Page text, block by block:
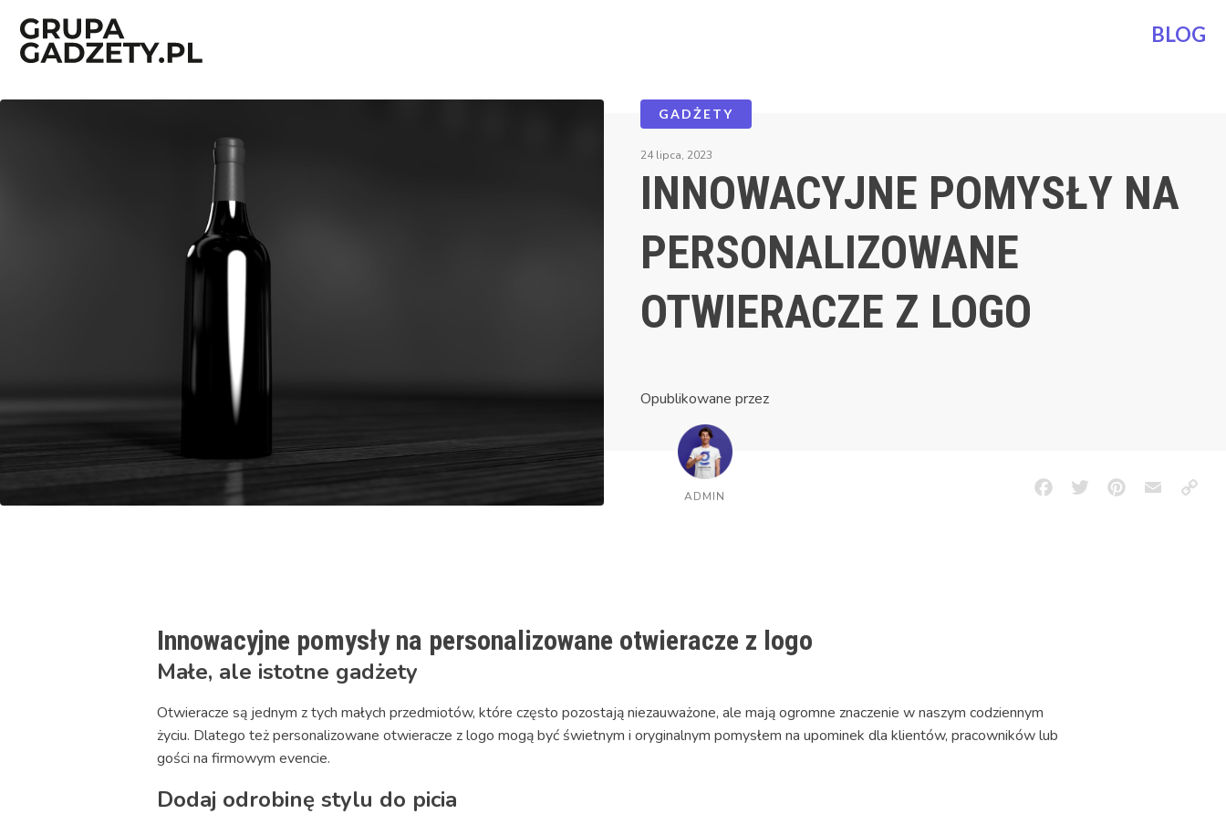
BLOG
GADŻETY
24 lipca, 2023
INNOWACYJNE POMYSŁY NA
PERSONALIZOWANE
OTWIERACZE Z LOGO
Opublikowane przez
ADMIN FacebookTwitterPinterestEmailCopy
Innowacyjne pomysły na personalizowane otwieracze z logo
Małe, ale istotne gadżety
Otwieracze są jednym z tych małych przedmiotów, które często pozostają niezauważone, ale mają ogromne znaczenie w naszym codziennym
życiu. Dlatego też personalizowane otwieracze z logo mogą być świetnym i oryginalnym pomysłem na upominek dla klientów, pracowników lub
gości na firmowym evencie.
Dodaj odrobinę stylu do picia